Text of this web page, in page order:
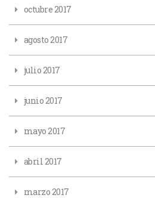
octubre 2017
agosto 2017
julio 2017
junio 2017
mayo 2017
abril 2017
marzo 2017